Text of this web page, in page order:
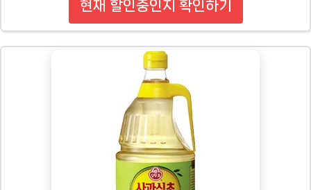
현재 할인중인지 확인하기